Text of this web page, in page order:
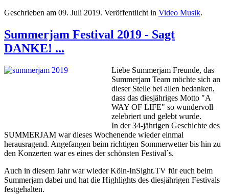
Geschrieben am 09. Juli 2019. Veröffentlicht in Video Musik.
Summerjam Festival 2019 - Sagt
DANKE! ...
Liebe Summerjam Freunde, das
Summerjam Team möchte sich an
dieser Stelle bei allen bedanken,
dass das diesjähriges Motto "A
WAY OF LIFE" so wundervoll
zelebriert und gelebt wurde.
In der 34-jährigen Geschichte des
SUMMERJAM war dieses Wochenende wieder einmal
herausragend. Angefangen beim richtigen Sommerwetter bis hin zu
den Konzerten war es eines der schönsten Festival´s.
Auch in diesem Jahr war wieder Köln-InSight.TV für euch beim
Summerjam dabei und hat die Highlights des diesjährigen Festivals
festgehalten.